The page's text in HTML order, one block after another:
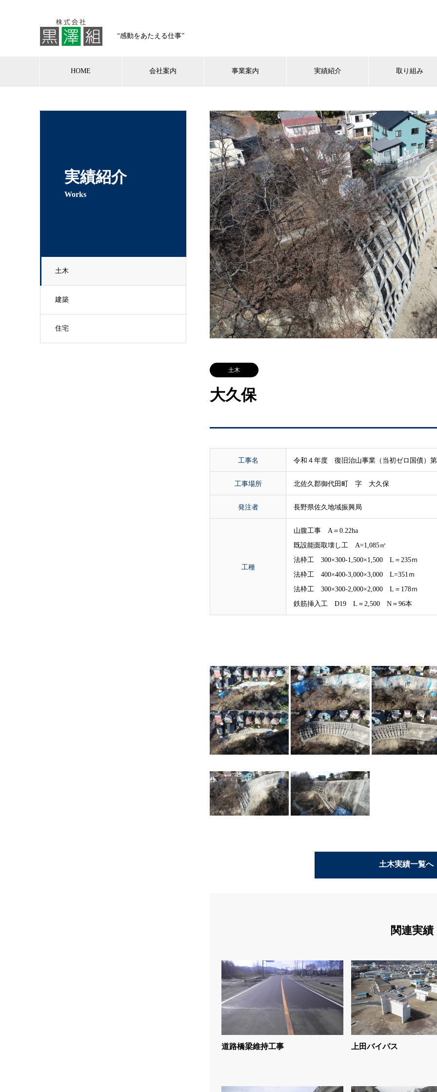
“感動をあたえる仕事”
HOME 会社案内 事業案内 実績紹介 取り組み
実績紹介
Works
土木
建築
住宅
土木
大久保
工事名 令和４年度 復旧治山事業（当初ゼロ国債）第
工事場所 北佐久郡御代田町 字 大久保
発注者 長野県佐久地域振興局
工種
山腹工事 A＝0.22ha
既設能面取壊し工 A=1,085㎡
法枠工 300×300-1,500×1,500 L＝235ｍ
法枠工 400×400-3,000×3,000 L=351ｍ
法枠工 300×300-2,000×2,000 L＝178ｍ
鉄筋挿入工 D19 L＝2,500 N＝96本
土木実績一覧
関連実績
道路橋梁維持工事 上田バイパス